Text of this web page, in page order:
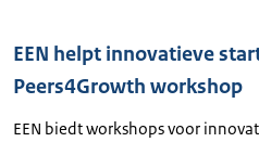
EEN helpt innovatieve
Peers4Growth workshop
EEN biedt workshops voor